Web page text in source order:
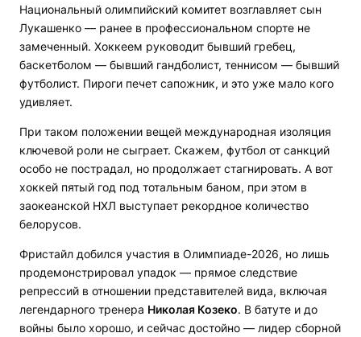
Национальный олимпийский комитет возглавляет сын
Лукашенко — ранее в профессиональном спорте не
замеченный. Хоккеем руководит бывший гребец,
баскетболом — бывший гандболист, теннисом — бывший
футболист. Пироги печет сапожник, и это уже мало кого
удивляет.
При таком положении вещей международная изоляция
ключевой роли не сыграет. Скажем, футбол от санкций
особо не пострадал, но продолжает стагнировать. А вот
хоккей пятый год под тотальным баном, при этом в
заокеанской НХЛ выступает рекордное количество
белорусов.
Фристайл добился участия в Олимпиаде-2026, но лишь
продемонстрировал упадок — прямое следствие
репрессий в отношении представителей вида, включая
легендарного тренера Николая Козеко. В батуте и до
войны было хорошо, и сейчас достойно — лидер сборной